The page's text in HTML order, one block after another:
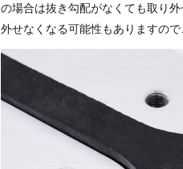
の場合は抜き勾配がなくても取り
外せなくなる可能性もありますので